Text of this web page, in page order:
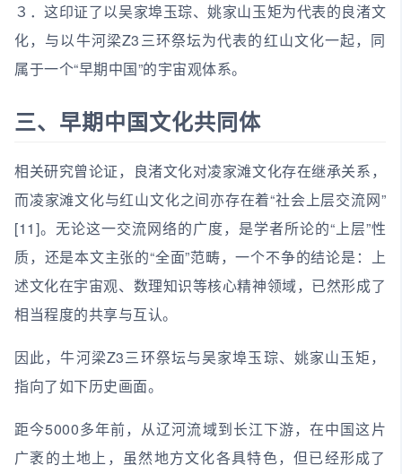
３．这印证了以吴家埠玉琮、姚家山玉矩为代表的良渚文
化，与以牛河梁Z3三环祭坛为代表的红山文化一起，同
属于一个“早期中国”的宇宙观体系。
三、早期中国文化共同体
相关研究曾论证，良渚文化对凌家滩文化存在继承关系，
而凌家滩文化与红山文化之间亦存在着“社会上层交流网”
[11]。无论这一交流网络的广度，是学者所论的“上层”性
质，还是本文主张的“全面”范畴，一个不争的结论是：上
述文化在宇宙观、数理知识等核心精神领域，已然形成了
相当程度的共享与互认。
因此，牛河梁Z3三环祭坛与吴家埠玉琮、姚家山玉矩，
指向了如下历史画面。
距今5000多年前，从辽河流域到长江下游，在中国这片
广袤的土地上，虽然地方文化各具特色，但已经形成了